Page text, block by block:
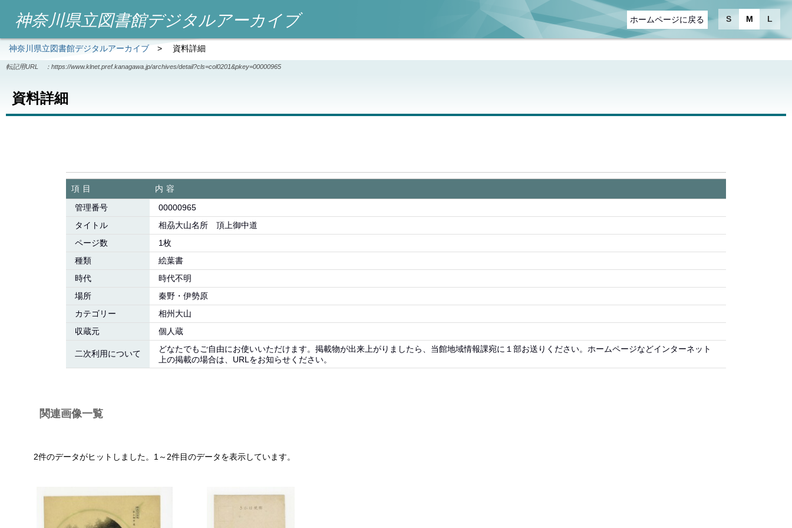
S M L
ホームページに戻る
神奈川県立図書館デジタルアーカイブ
神奈川県立図書館デジタルアーカイブ> 資料詳細
転記用URL ： https://www.klnet.pref.kanagawa.jp/archives/detail?cls=col0201&pkey=00000965
資料詳細
項目
内容
管理番号
00000965
タイトル
相刕大山名所 頂上御中道
ページ数
1枚
種類
絵葉書
時代
時代不明
場所
秦野・伊勢原
カテゴリー
相州大山
収蔵元
個人蔵
二次利用について
どなたでもご自由にお使いいただけます。掲載物が出来上がりましたら、当館地域情報課宛に１部お送りください。ホームページなどインターネット
上の掲載の場合は、URLをお知らせください。
関連画像一覧
2件のデータがヒットしました。1～2件目のデータを表示しています。